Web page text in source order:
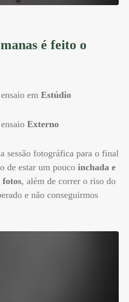
é feito o
em Estúdio
Externo
sessão fotográfica para o final
de estar um pouco inchada e
fotos, além de correr o riso do
e não conseguirmos